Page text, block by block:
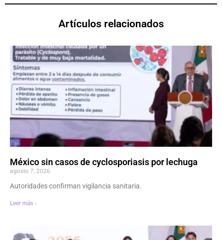
Artículos relacionados
México sin casos de cyclosporiasis por lechuga
agosto 7, 2026
Autoridades confirman vigilancia sanitaria.
Leer más ›